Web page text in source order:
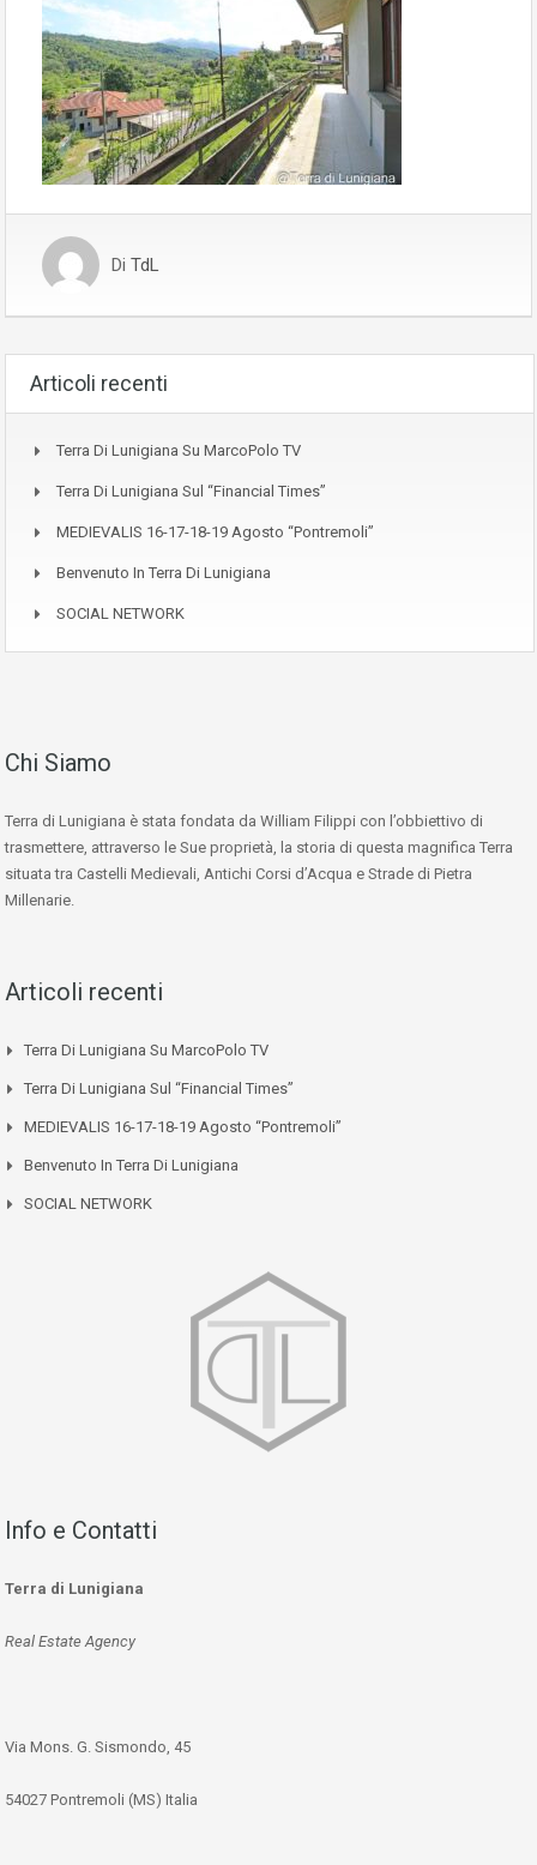
Di TdL
Articoli recenti
Terra Di Lunigiana Su MarcoPolo TV
Terra Di Lunigiana Sul “Financial Times”
MEDIEVALIS 16-17-18-19 Agosto “Pontremoli”
Benvenuto In Terra Di Lunigiana
SOCIAL NETWORK
Chi Siamo
Terra di Lunigiana è stata fondata da William Filippi con l’obbiettivo di
trasmettere, attraverso le Sue proprietà, la storia di questa magnifica Terra
situata tra Castelli Medievali, Antichi Corsi d’Acqua e Strade di Pietra
Millenarie.
Articoli recenti
Terra Di Lunigiana Su MarcoPolo TV
Terra Di Lunigiana Sul “Financial Times”
MEDIEVALIS 16-17-18-19 Agosto “Pontremoli”
Benvenuto In Terra Di Lunigiana
SOCIAL NETWORK
Info e Contatti
Terra di Lunigiana
Real Estate Agency
Via Mons. G. Sismondo, 45
54027 Pontremoli (MS) Italia